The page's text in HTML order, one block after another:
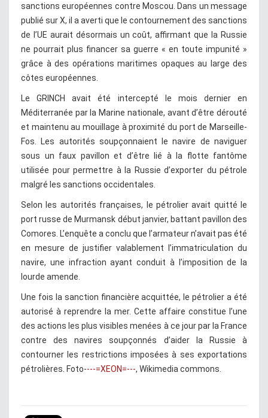
sanctions européennes contre Moscou. Dans un message
publié sur X, il a averti que le contournement des sanctions
de l’UE aurait désormais un coût, affirmant que la Russie
ne pourrait plus financer sa guerre « en toute impunité »
grâce à des opérations maritimes opaques au large des
côtes européennes.
Le GRINCH avait été intercepté le mois dernier en
Méditerranée par la Marine nationale, avant d’être dérouté
et maintenu au mouillage à proximité du port de Marseille-
Fos. Les autorités soupçonnaient le navire de naviguer
sous un faux pavillon et d’être lié à la flotte fantôme
utilisée pour permettre à la Russie d’exporter du pétrole
malgré les sanctions occidentales.
Selon les autorités françaises, le pétrolier avait quitté le
port russe de Murmansk début janvier, battant pavillon des
Comores. L’enquête a conclu que l’armateur n’avait pas été
en mesure de justifier valablement l’immatriculation du
navire, une infraction ayant conduit à l’imposition de la
lourde amende.
Une fois la sanction financière acquittée, le pétrolier a été
autorisé à reprendre la mer. Cette affaire constitue l’une
des actions les plus visibles menées à ce jour par la France
contre des navires soupçonnés d’aider la Russie à
contourner les restrictions imposées à ses exportations
pétrolières. Foto----=XEON=---, Wikimedia commons.